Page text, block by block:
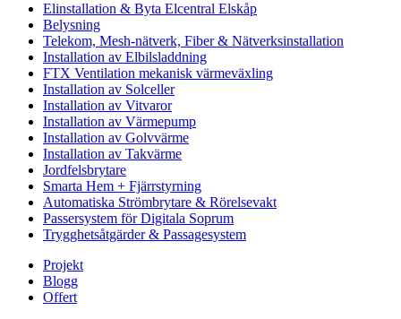
Elinstallation & Byta Elcentral Elskåp
Belysning
Telekom, Mesh-nätverk, Fiber & Nätverksinstallation
Installation av Elbilsladdning
FTX Ventilation mekanisk värmeväxling
Installation av Solceller
Installation av Vitvaror
Installation av Värmepump
Installation av Golvvärme
Installation av Takvärme
Jordfelsbrytare
Smarta Hem + Fjärrstyrning
Automatiska Strömbrytare & Rörelsevakt
Passersystem för Digitala Soprum
Trygghetsåtgärder & Passagesystem
Projekt
Blogg
Offert